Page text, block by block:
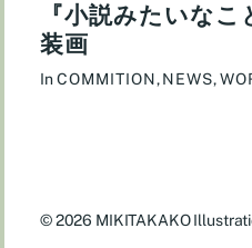
『小説みたいなこ
装画
InCOMMITION,NEWS,
© 2026 MIKITAKAKO